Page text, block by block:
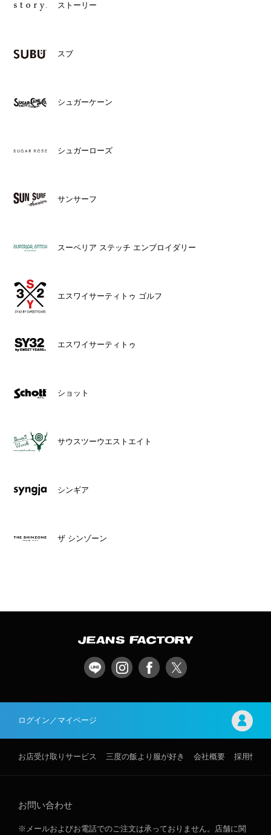
ストーリー
スブ
シュガーケーン
シュガーローズ
サンサーフ
スーペリア ステッチ エンブロイダリー
エスワイサーティトゥ ゴルフ
エスワイサーティトゥ
ショット
サウスツーウエストエイト
シンギア
ザ シンゾーン
ログイン／マイページ
お店受け取りサービス 三度の飯より服が好き 会社概要 採用情報
お問い合わせ
※メールおよびお電話でのご注文は承っておりません。店舗に関